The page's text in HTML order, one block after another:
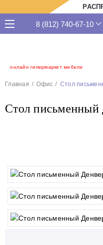
онлайн гипермаркет мебели
8 (812) 740-67-10
Главная Офис Стол
Стол письменный